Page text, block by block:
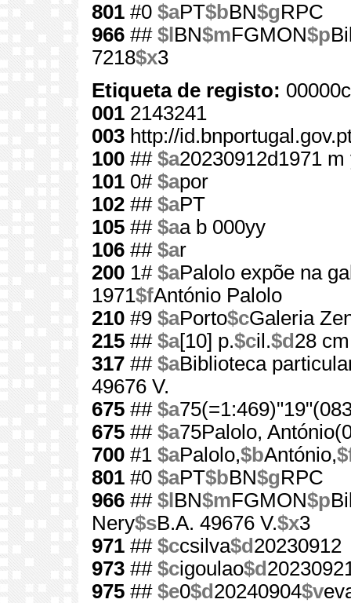
801 #0 $aPT$bBN$gRPC
966 ## $l BN$mFGMON$p
7218$x3
Etiqueta de registo:
001 2143241
003 http://
100 ## $a20230912d1971
101 0# $apor
102 ## $aPT
105 ## $aa b 000yy
106 ## $ar
200 1# $aPalolo expõe na
1971$fAntónio Palolo
210 #9 $aPorto$cGaleria
215 ## $a[10] p.$cil.$d 28 cm
317 ## $aBiblioteca
49676 V.
675 ## $a
675 ## $a75Palolo,
700 #1 $aPalolo,$bAntónio,
801 #0 $aPT$bBN$gRPC
966 ## $l BN$mFGMON$p
Nery$sB.A. 49676 V.$x3
971 ## $ccsilva$d 20230912
973 ## $cigoulao$d
975 ## $e0$d 20240904$v